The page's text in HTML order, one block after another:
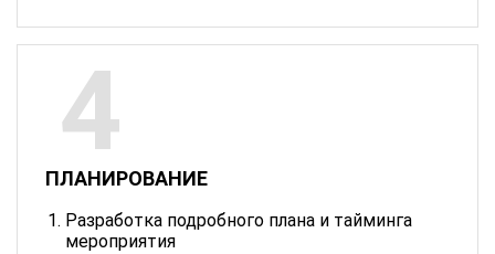
ПЛАНИРОВАНИЕ
Разработка подробного плана и тайминга
мероприятия